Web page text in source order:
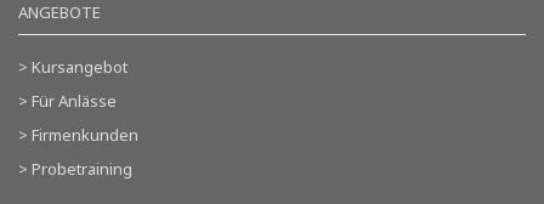
ANGEBOTE
> Kursangebot
> Für Anlässe
> Firmenkunden
> Probetraining